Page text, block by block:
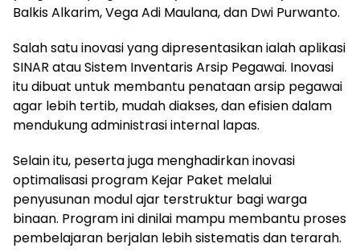
Balkis Alkarim, Vega Adi Maulana, dan Dwi Purwanto.
Salah satu inovasi yang dipresentasikan ialah aplikasi
SINAR atau Sistem Inventaris Arsip Pegawai. Inovasi
itu dibuat untuk membantu penataan arsip pegawai
agar lebih tertib, mudah diakses, dan efisien dalam
mendukung administrasi internal lapas.
Selain itu, peserta juga menghadirkan inovasi
optimalisasi program Kejar Paket melalui
penyusunan modul ajar terstruktur bagi warga
binaan. Program ini dinilai mampu membantu proses
pembelajaran berjalan lebih sistematis dan terarah.